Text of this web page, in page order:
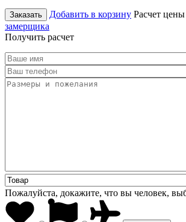
Заказать Добавить в корзину Расчет цены
замерщика
Получить расчет
Пожалуйста, докажите, что вы человек,